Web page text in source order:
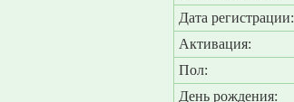
Дата регистрации:
Активация:
Пол:
День рождения: